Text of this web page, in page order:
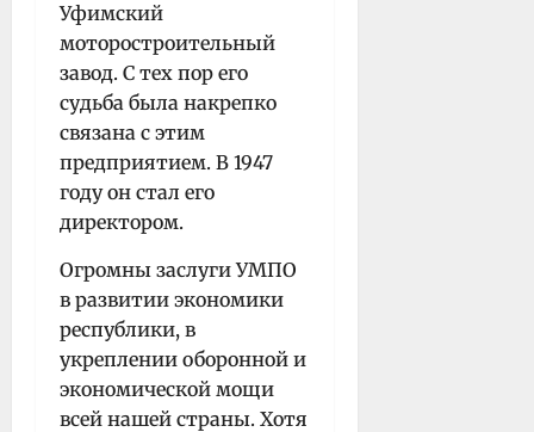
Уфимский
моторостроитель­ный
завод. С тех пор его
судьба была накрепко
связана с этим
предприятием. В 1947
году он стал его
директором.
Огромны заслуги УМПО
в развитии экономики
республики, в
укреплении оборонной и
экономической мощи
всей нашей страны. Хотя